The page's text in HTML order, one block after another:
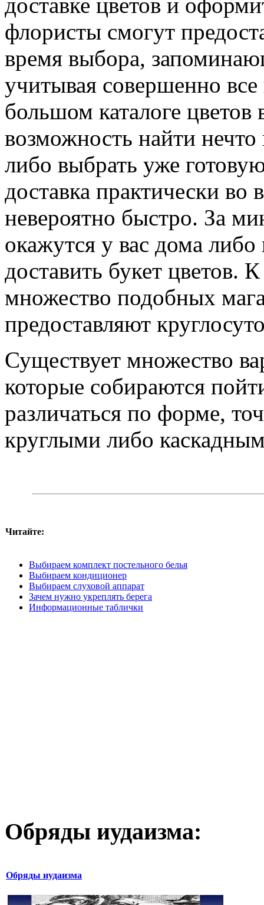
доставке цветов и
флористы смогут
время выбора,
учитывая совершенно
большом каталоге
возможность найти
либо выбрать уже
доставка практически во
невероятно быстро. За
окажутся у вас дома
доставить букет цветов.
множество подобных
предоставляют
Существует множество
которые собираются
различаться по форме,
круглыми либо
Читайте:
Выбираем комплект постельного белья
Выбираем кондиционер
Выбираем слуховой аппарат
Зачем нужно укреплять берега
Информационные таблички
Обряды иудаизма:
Обряды иудаизма